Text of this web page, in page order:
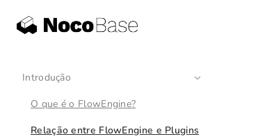
Introdução
O que é o FlowEngine?
Relação entre FlowEngine e Plugins